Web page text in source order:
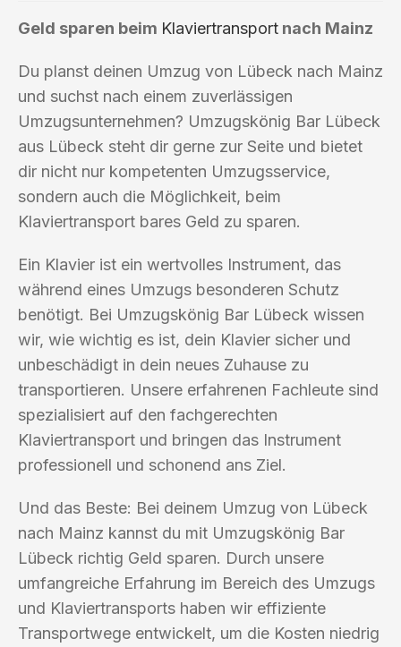
Geld sparen beim Klaviertransport nach Mainz
Du planst deinen Umzug von Lübeck nach Mainz
und suchst nach einem zuverlässigen
Umzugsunternehmen? Umzugskönig Bar Lübeck
aus Lübeck steht dir gerne zur Seite und bietet
dir nicht nur kompetenten Umzugsservice,
sondern auch die Möglichkeit, beim
Klaviertransport bares Geld zu sparen.
Ein Klavier ist ein wertvolles Instrument, das
während eines Umzugs besonderen Schutz
benötigt. Bei Umzugskönig Bar Lübeck wissen
wir, wie wichtig es ist, dein Klavier sicher und
unbeschädigt in dein neues Zuhause zu
transportieren. Unsere erfahrenen Fachleute sind
spezialisiert auf den fachgerechten
Klaviertransport und bringen das Instrument
professionell und schonend ans Ziel.
Und das Beste: Bei deinem Umzug von Lübeck
nach Mainz kannst du mit Umzugskönig Bar
Lübeck richtig Geld sparen. Durch unsere
umfangreiche Erfahrung im Bereich des Umzugs
und Klaviertransports haben wir effiziente
Transportwege entwickelt, um die Kosten niedrig